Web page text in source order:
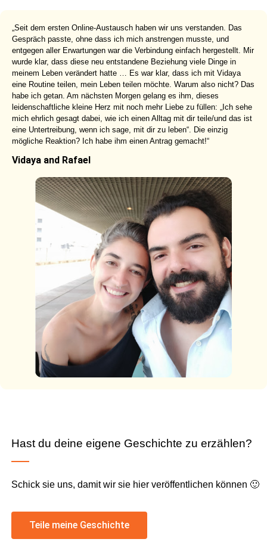
„Seit dem ersten Online-Austausch haben wir uns verstanden. Das
Gespräch passte, ohne dass ich mich anstrengen musste, und
entgegen aller Erwartungen war die Verbindung einfach hergestellt. Mir
wurde klar, dass diese neu entstandene Beziehung viele Dinge in
meinem Leben verändert hatte … Es war klar, dass ich mit Vidaya
eine Routine teilen, mein Leben teilen möchte. Warum also nicht? Das
habe ich getan. Am nächsten Morgen gelang es ihm, dieses
leidenschaftliche kleine Herz mit noch mehr Liebe zu füllen: „Ich sehe
mich ehrlich gesagt dabei, wie ich einen Alltag mit dir teile/und das ist
eine Untertreibung, wenn ich sage, mit dir zu leben“. Die einzig
mögliche Reaktion? Ich habe ihm einen Antrag gemacht!“
Vidaya and Rafael
Hast du deine eigene Geschichte zu erzählen?
Schick sie uns, damit wir sie hier veröffentlichen können 🙂
Teile meine Geschichte